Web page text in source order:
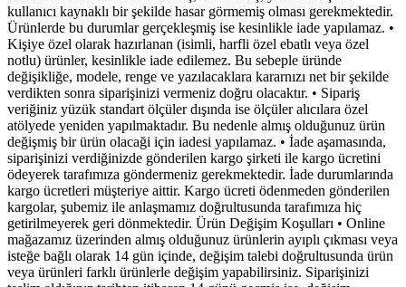
kullanıcı kaynaklı bir şekilde hasar görmemiş olması gerekmektedir.
Ürünlerde bu durumlar gerçekleşmiş ise kesinlikle iade yapılamaz. •
Kişiye özel olarak hazırlanan (isimli, harfli özel ebatlı veya özel
notlu) ürünler, kesinlikle iade edilemez. Bu sebeple üründe
değişikliğe, modele, renge ve yazılacaklara kararnızı net bir şekilde
verdikten sonra siparişinizi vermeniz doğru olacaktır. • Sipariş
veriğiniz yüzük standart ölçüler dışında ise ölçüler alıcılara özel
atölyede yeniden yapılmaktadır. Bu nedenle almış olduğunuz ürün
değişmiş bir ürün olacaği için iadesi yapılamaz. • İade aşamasında,
siparişinizi verdiğinizde gönderilen kargo şirketi ile kargo ücretini
ödeyerek tarafımıza göndermeniz gerekmektedir. İade durumlarında
kargo ücretleri müşteriye aittir. Kargo ücreti ödenmeden gönderilen
kargolar, şubemiz ile anlaşmamız doğrultusunda tarafımıza hiç
getirilmeyerek geri dönmektedir. Ürün Değişim Koşulları • Online
mağazamız üzerinden almış olduğunuz ürünlerin ayıplı çıkması veya
isteğe bağlı olarak 14 gün içinde, değişim talebi doğrultusunda ürün
veya ürünleri farklı ürünlerle değişim yapabilirsiniz. Siparişinizi